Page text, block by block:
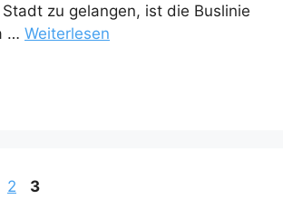
zu gelangen, ist die Buslinie
… Weiterlesen
Seite
2 Seite
3